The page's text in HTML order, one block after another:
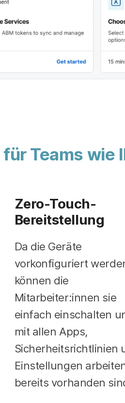
für Teams wie
Zero-Touch-
Bereitstellung
Da die Geräte
vorkonfiguriert
können die
Mitarbeiter:innen sie
einfach einschalten
mit allen Apps,
Sicherheitsrichtlinien
Einstellungen
bereits vorhanden